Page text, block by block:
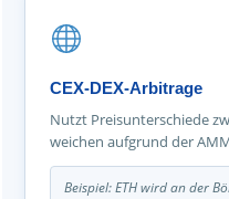
CEX-DEX-Arbitrage
Nutzt Preisunterschiede
weichen aufgrund der
Beispiel: ETH wird an der